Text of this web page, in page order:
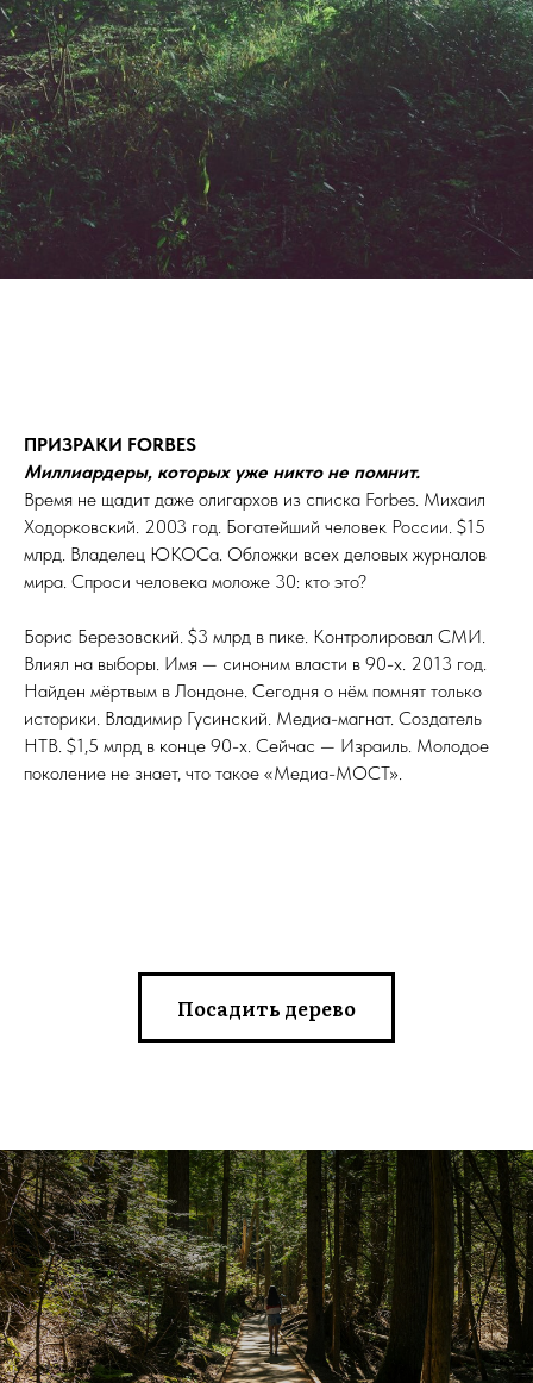
ПРИЗРАКИ FORBES
Миллиардеры, которых уже никто не помнит.
Время не щадит даже олигархов из списка Forbes. Михаил
Ходорковский. 2003 год. Богатейший человек России. $15
млрд. Владелец ЮКОСа. Обложки всех деловых журналов
мира. Спроси человека моложе 30: кто это?
Борис Березовский. $3 млрд в пике. Контролировал СМИ.
Влиял на выборы. Имя — синоним власти в 90-х. 2013 год.
Найден мёртвым в Лондоне. Сегодня о нём помнят только
историки. Владимир Гусинский. Медиа-магнат. Создатель
НТВ. $1,5 млрд в конце 90-х. Сейчас — Израиль. Молодое
поколение не знает, что такое «Медиа-МОСТ».
Посадить дерево